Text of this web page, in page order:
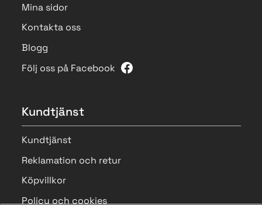
Mina sidor
Kontakta oss
Blogg
Följ oss på Facebook
Kundtjänst
Kundtjänst
Reklamation och retur
Köpvillkor
Policy och cookies